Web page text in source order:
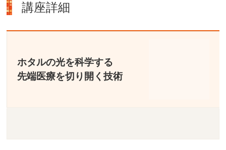
講座詳細
ホタルの光を科学する
先端医療を切り開く技術